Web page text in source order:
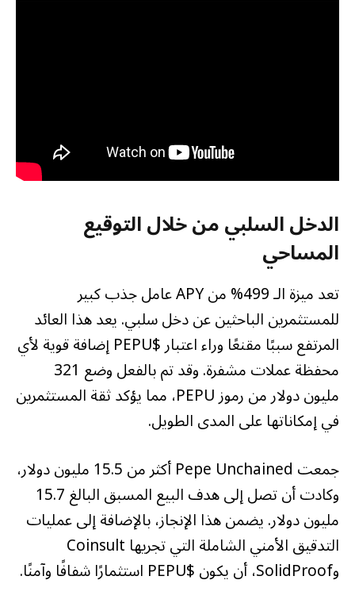
الدخل السلبي من خلال التوقيع
المساحي
تعد ميزة الـ 499% من APY عامل جذب كبير
للمستثمرين الباحثين عن دخل سلبي. يعد هذا العائد
المرتفع سببًا مقنعًا وراء اعتبار $PEPU إضافة قوية لأي
محفظة عملات مشفرة. وقد تم بالفعل وضع 321
مليون دولار من رموز PEPU، مما يؤكد ثقة المستثمرين
في إمكاناتها على المدى الطويل.
جمعت Pepe Unchained أكثر من 15.5 مليون دولار،
وكادت أن تصل إلى هدف البيع المسبق البالغ 15.7
مليون دولار. يضمن هذا الإنجاز، بالإضافة إلى عمليات
التدقيق الأمني ​​الشاملة التي تجريها Coinsult
وSolidProof، أن يكون $PEPU استثمارًا شفافًا وآمنًا.